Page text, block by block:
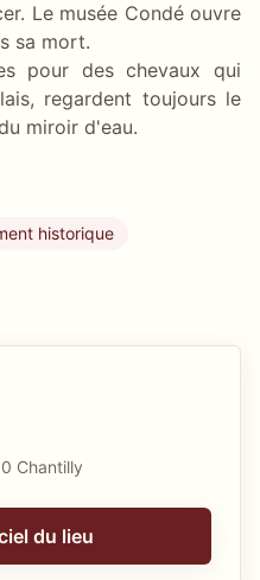
Le musée Condé ouvre
sa mort.
pour des chevaux qui
regardent toujours le
miroir d'eau.
historique
Chantilly
du lieu